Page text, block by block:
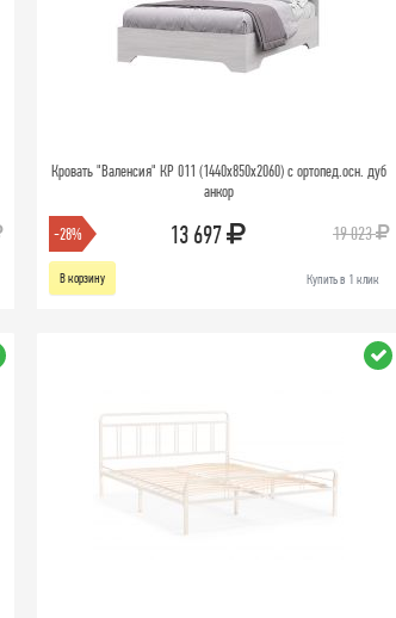
Кровать "Валенсия" КР 011 (1440х850х2060) с ортопед.осн. дуб
анкор
-28% 13 697 19 023
В корзину Купить в 1 клик